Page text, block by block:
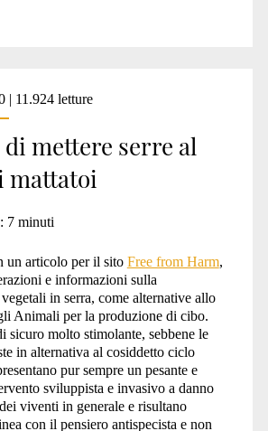
| 11.924 letture
di mettere serre al
mattatoi
7 minuti
un articolo per il sito Free from Harm,
e informazioni sulla
in serra, come alternative allo
Animali per la produzione di cibo.
sicuro molto stimolante, sebbene le
in alternativa al cosiddetto ciclo
pur sempre un pesante e
sviluppista e invasivo a danno
viventi in generale e risultano
con il pensiero antispecista e non